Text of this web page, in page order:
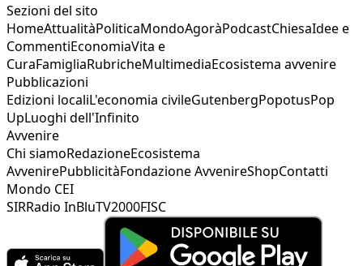
Sezioni del sito
HomeAttualitàPoliticaMondoAgoràPodcastChiesaIdee e
CommentiEconomiaVita e
CuraFamigliaRubricheMultimediaEcosistema avvenire
Pubblicazioni
Edizioni localiL'economia civileGutenbergPopotusPop
UpLuoghi dell'Infinito
Avvenire
Chi siamoRedazioneEcosistema
AvvenirePubblicitàFondazione AvvenireShopContatti
Mondo CEI
SIRRadio InBluTV2000FISC